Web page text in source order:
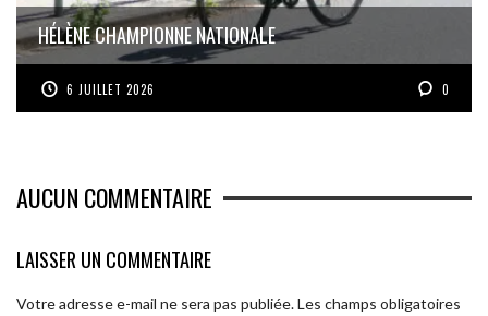
HÉLÈNE CHAMPIONNE NATIONALE
6 JUILLET 2026 0
AUCUN COMMENTAIRE
LAISSER UN COMMENTAIRE
Votre adresse e-mail ne sera pas publiée.Les champs obligatoires